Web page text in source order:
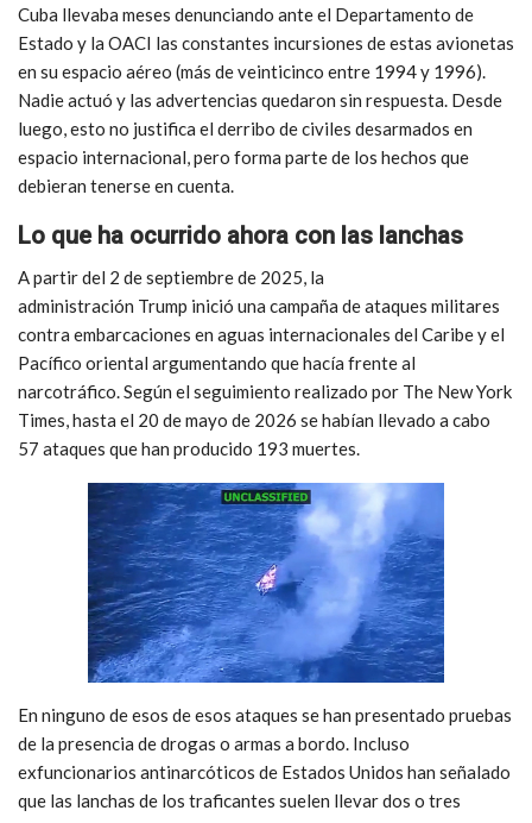
Cuba llevaba meses denunciando ante el Departamento de
Estado y la OACI las constantes incursiones de estas avionetas
en su espacio aéreo (más de veinticinco entre 1994 y 1996).
Nadie actuó y las advertencias quedaron sin respuesta. Desde
luego, esto no justifica el derribo de civiles desarmados en
espacio internacional, pero forma parte de los hechos que
debieran tenerse en cuenta.
Lo que ha ocurrido ahora con las lanchas
A partir del 2 de septiembre de 2025, la
administración Trump inició una campaña de ataques militares
contra embarcaciones en aguas internacionales del Caribe y el
Pacífico oriental argumentando que hacía frente al
narcotráfico. Según el seguimiento realizado por The New York
Times, hasta el 20 de mayo de 2026 se habían llevado a cabo
57 ataques que han producido 193 muertes.
En ninguno de esos de esos ataques se han presentado pruebas
de la presencia de drogas o armas a bordo. Incluso
exfuncionarios antinarcóticos de Estados Unidos han señalado
que las lanchas de los traficantes suelen llevar dos o tres